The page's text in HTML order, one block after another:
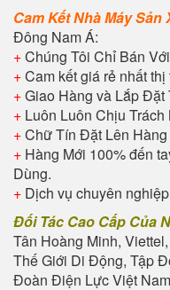
Cam Kết Nhà Máy Sản
Đông Nam Á:
+Chúng Tôi Chỉ Bán
+Cam kết giá rẻ nhất thị
+Giao Hàng và Lắp Đặt
+ Luôn Luôn Chịu
+Chữ Tín Đặt Lên
+ Hàng Mới 100% đến
Dùng.
+ Dịch vụ chuyên
Đối Tác Cao Cấp Của
Tân Hoàng Minh,
Thế Giới Di Động, Tập
Đoàn Điện Lực Việt